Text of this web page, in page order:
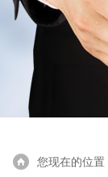
您现在的位置